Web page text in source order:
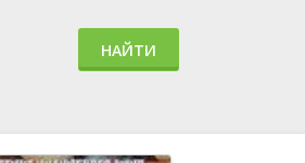
НАЙТИ